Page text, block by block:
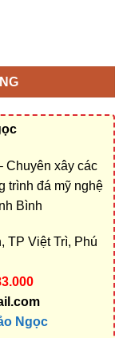
Thọ rẻ đẹp số lượng
Chuyên xây các
trình đá mỹ nghệ
Bình
TP Việt Trì, Phú
Ngọc